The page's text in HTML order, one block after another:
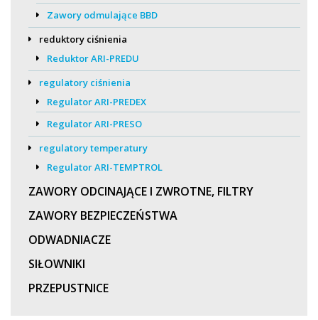
Zawory odmulające BBD
reduktory ciśnienia
Reduktor ARI-PREDU
regulatory ciśnienia
Regulator ARI-PREDEX
Regulator ARI-PRESO
regulatory temperatury
Regulator ARI-TEMPTROL
ZAWORY ODCINAJĄCE I ZWROTNE, FILTRY
ZAWORY BEZPIECZEŃSTWA
ODWADNIACZE
SIŁOWNIKI
PRZEPUSTNICE